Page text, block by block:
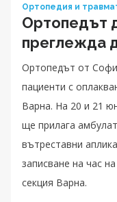
Ортопедия и
Ортопедът
преглежда
Ортопедът от
пациенти с
Варна. На 20 и 21
ще прилага
вътреставни
записване на час
секция Варна.